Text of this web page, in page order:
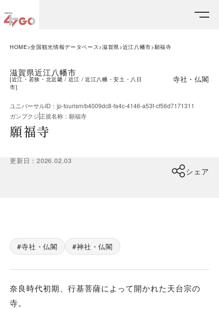
HOME 全国観光情報データベース 滋賀県 近江八幡市 願福寺
滋賀県近江八幡市
[近江・若狭・北近畿 近江
近江八幡・安土・八日
市]
寺社・仏閣
ユニバーサルID ： jp-tourism/b4009dc8-fa4c-4146-a53f-cf56d7171311
ガンプクジ正規名称 ： 願福寺
願福寺
更新日 ：2026.02.03
シェア
寺社・仏閣 神社・仏閣
奈良時代初期、行基菩薩によって開かれた天台宗の
寺。